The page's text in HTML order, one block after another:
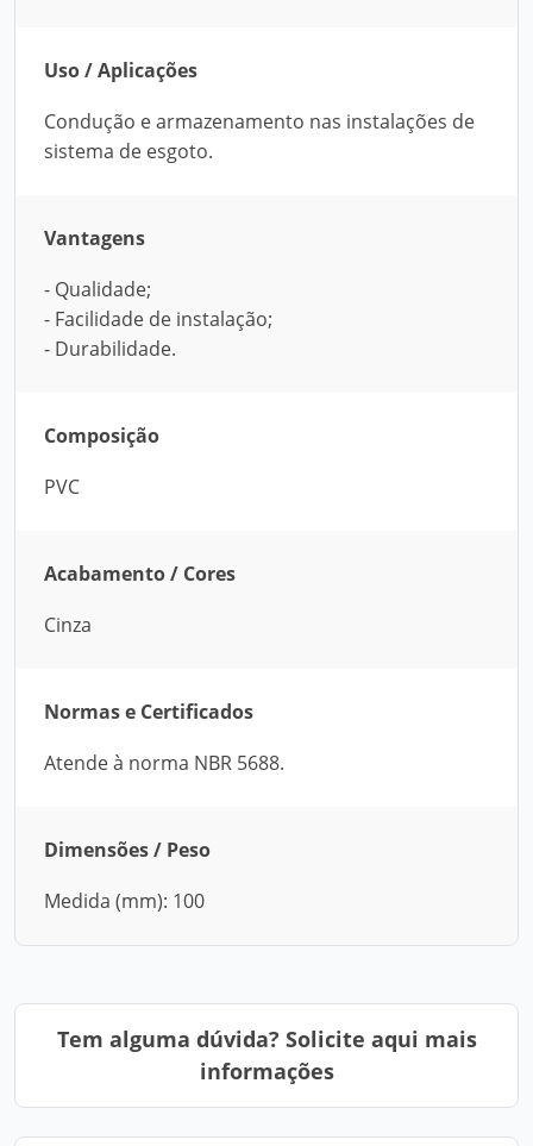
Uso / Aplicações
Condução e armazenamento nas instalações de
sistema de esgoto.
Vantagens
- Qualidade;
- Facilidade de instalação;
- Durabilidade.
Composição
PVC
Acabamento / Cores
Cinza
Normas e Certificados
Atende à norma NBR 5688.
Dimensões / Peso
Medida (mm): 100
Tem alguma dúvida? Solicite aqui mais
informações